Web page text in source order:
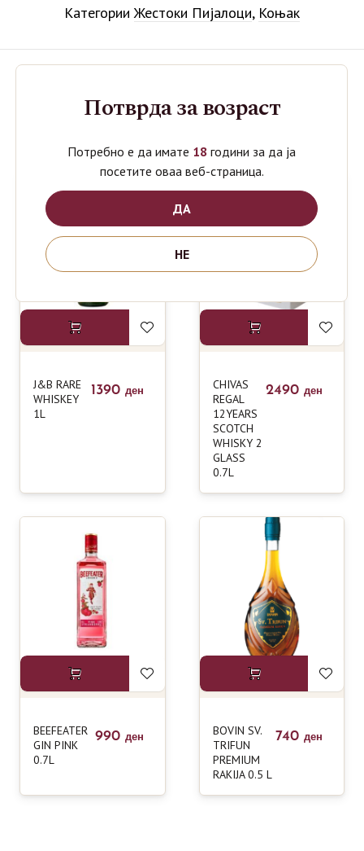
КатегорииЖестоки Пијалоци, Коњак
Поврзани производи
J&B RARE
WHISKEY
1L
1390 ден
CHIVAS
REGAL
12YEARS
SCOTCH
WHISKY 2
GLASS
0.7L
2490 ден
BEEFEATER
GIN PINK
0.7L
990 ден
BOVIN SV.
TRIFUN
PREMIUM
RAKIJA 0.5 L
740 ден
Потврда за возраст
Потребно е да имате 18 години за да ја
посетите оваа веб-страница.
ДА
НЕ